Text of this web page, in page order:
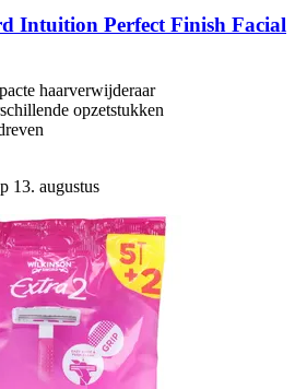
Intuition Perfect Finish Facial
haarverwijderaar
opzetstukken
13. augustus